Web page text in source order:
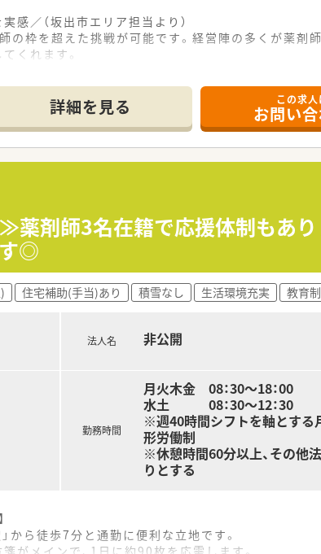
感／（坂出市エリア担当より）
の枠を超えた挑戦が可能です。経営陣の多くが薬剤
くれます。
に位置しており、水色の大きな看板が目印となって
る科目の処方箋を応需しており、1日平均50枚ほど
し込む開放的な造りとなっており、患者様がゆった
て】
増員募集となっており、地域医療に貢献したいとい
ているため、経営的な視点を持って数字の管理や効
を大切にし、お悩みに寄り添った丁寧な服薬指導
誕生させた先駆的な企業であり、全店直営による一
達成しており、自己資本率60パーセントを誇る無
して自社化粧品やサプリメントの開発も行っており
収600万円まで相談が可能で、正社員として安定し
5.8パーセントと業界内でも高い水準を実現してお
フスタイルに合わせた働き方の選択が可能で、多様
詳細を見る この求人
お問い
≫薬剤師3名在籍で応援体制も
◎
住宅補助(手当)あり 積雪なし 生活環境充実 教育
法人名 非公開
勤務時間
月火木金 08：30～18：00
水土 08：30～12：30
※週40時間シフトを軸とする
形労働制
※休憩時間60分以上、その他
りとする
から徒歩7分と通勤に便利な立地です。
がメインで、1日に約90枚を応需します。